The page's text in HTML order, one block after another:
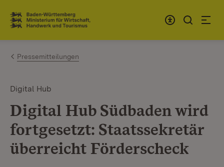
Zum Inhalt springen
Link zur Startseite
Pressemitteilungen
Digital Hub
Digital Hub Südbaden wird
fortgesetzt: Staatssekretär
überreicht Förderscheck